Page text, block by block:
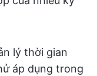
lý thời gian
áp dụng trong